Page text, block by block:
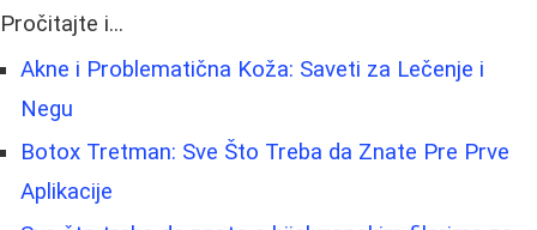
Pročitajte i...
Akne i Problematična Koža: Saveti za Lečenje i
Negu
Botox Tretman: Sve Što Treba da Znate Pre Prve
Aplikacije